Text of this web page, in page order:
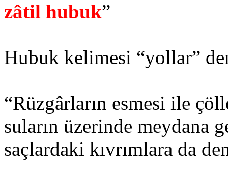
zâtil hubuk”
Hubuk kelimesi “yollar”
“Rüzgârların esmesi ile
suların üzerinde meydana
saçlardaki kıvrımlara da